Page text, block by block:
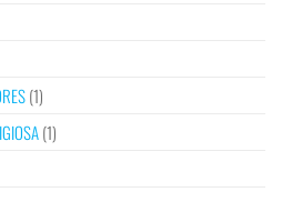
(1)
(1)